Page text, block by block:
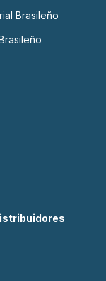
Brasileño